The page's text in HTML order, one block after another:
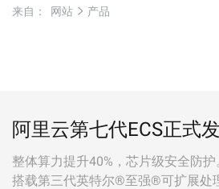
来自：
网站 产品
阿里云第七代ECS正式
整体算力提升40%，芯片级安全防护
搭载第三代英特尔®至强®可扩展处